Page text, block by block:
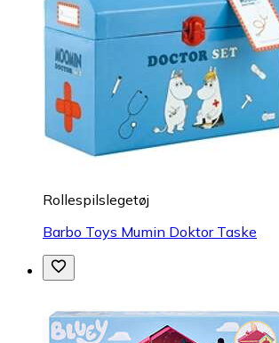
Rollespilslegetøj
Barbo Toys Mumin Doktor Taske